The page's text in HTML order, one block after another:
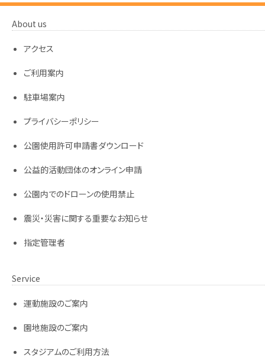
About us
アクセス
ご利用案内
駐車場案内
プライバシーポリシー
公園使用許可申請書ダウンロード
公益的活動団体のオンライン申請
公園内でのドローンの使用禁止
震災・災害に関する重要なお知らせ
指定管理者
Service
運動施設のご案内
園地施設のご案内
スタジアムのご利用方法